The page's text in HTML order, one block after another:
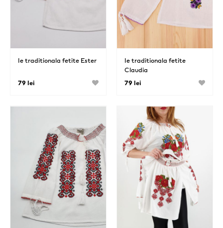
Ie traditionala fetite Ester
79 lei
Ie traditionala fetite
Claudia
79 lei